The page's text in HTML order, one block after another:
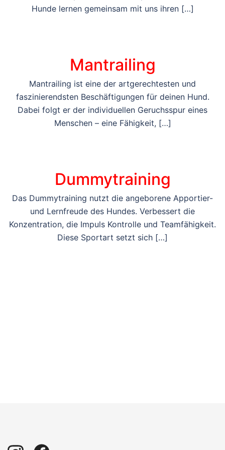
Hunde lernen gemeinsam mit uns ihren […]
Mantrailing
Mantrailing ist eine der artgerechtesten und
faszinierendsten Beschäftigungen für deinen Hund.
Dabei folgt er der individuellen Geruchsspur eines
Menschen – eine Fähigkeit, […]
Dummytraining
Das Dummytraining nutzt die angeborene Apportier-
und Lernfreude des Hundes. Verbessert die
Konzentration, die Impuls Kontrolle und Teamfähigkeit.
Diese Sportart setzt sich […]